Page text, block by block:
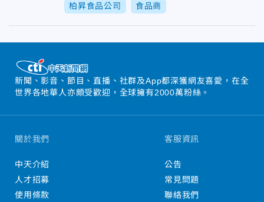
柏昇食品公司 食品商
新聞、影音、節目、直播、社群及App都深獲網友喜愛，在全
世界各地華人亦頗受歡迎，全球擁有2000萬粉絲。
關於我們
中天介紹
人才招募
使用條款
客服資訊
公告
常見問題
聯絡我們